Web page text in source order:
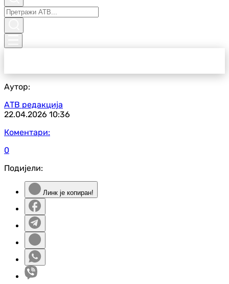
Аутор:
АТВ редакција
22.04.2026 10:36
Коментари:
0
Подијели:
Линк је копиран!